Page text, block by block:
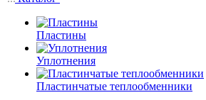
Пластины
Уплотнения
Пластинчатые теплообменники